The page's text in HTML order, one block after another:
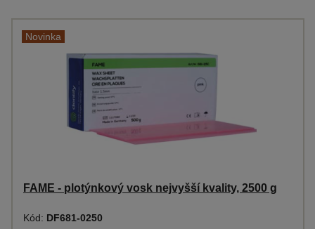
Novinka
FAME - plotýnkový vosk nejvyšší kvality, 2500 g
Kód: DF681-0250